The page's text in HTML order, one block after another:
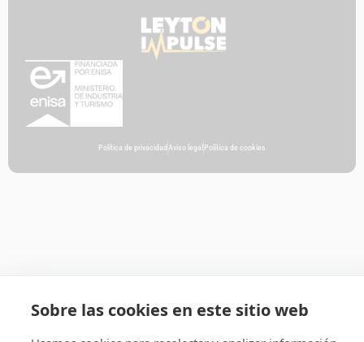
Política de privacidad Aviso legal Política de cookies
Sobre las cookies en este sitio web